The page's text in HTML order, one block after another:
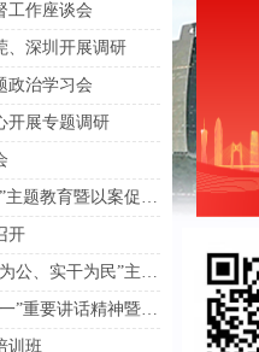
工作座谈会
、深圳开展调研
政治学习会
开展专题调研
省委会领导班子“参政为公、实干为民”主题教育暨以案促改专题会议在广州召开
开
致公党广东省委会举办领导班子“参政为公、实干为民”主题教育专题读书班暨理论学习中心组学习会
省政协深入学习贯彻习近平总书记“七一”重要讲话精神暨坚持发挥人民政协专门协商机构作用理论研讨会召开
训班